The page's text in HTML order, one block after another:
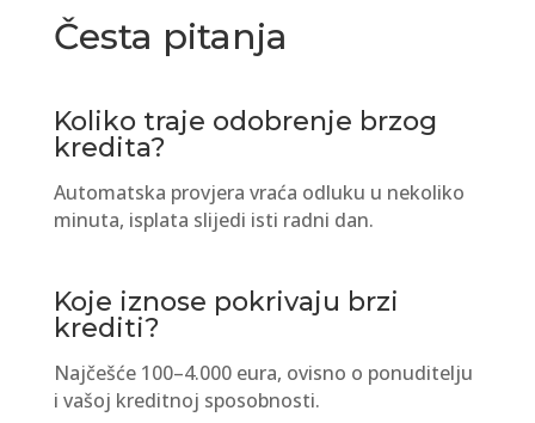
Česta pitanja
Koliko traje odobrenje brzog
kredita?
Automatska provjera vraća odluku u nekoliko
minuta, isplata slijedi isti radni dan.
Koje iznose pokrivaju brzi
krediti?
Najčešće 100–4.000 eura, ovisno o ponuditelju
i vašoj kreditnoj sposobnosti.